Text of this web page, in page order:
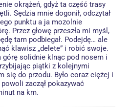
okrążeń, gdyż ta część trasy
Sędzia mnie dogonił, odczytał
punktu a ja mozolnie
Przez głowę przeszła mi myśl,
tam podbiegał. Podejdę… ale
klawisz „delete” i robić swoje.
górę solidnie klnąc pod nosem i
piątki z kolejnymi
się do przodu. Było coraz ciężej i
zaczął pokazywać
na km.